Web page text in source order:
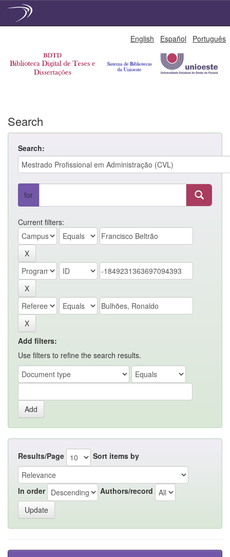
English Español Português
Search
Search:
for
Current filters:
Add filters:
Use filters to refine the search results.
Results/Page Sort items by
In order Authors/record